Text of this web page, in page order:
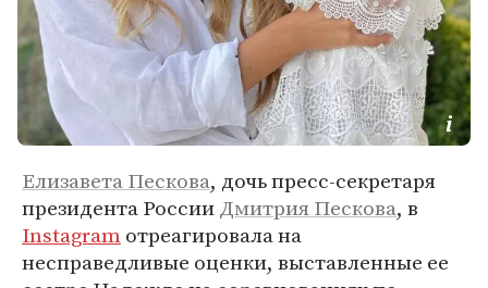
Елизавета Пескова, дочь пресс-секретаря
президента РоссииДмитрия Пескова, в
Instagram отреагировала на
несправедливые оценки, выставленные ее